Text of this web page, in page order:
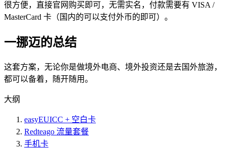
很方便，直接官网购买即可，无需实名，付款需要有 VISA /
MasterCard 卡（国内的可以支付外币的即可）。
一挪迈的总结
这套方案，无论你是做境外电商、境外投资还是去国外旅游，
都可以备着，随开随用。
大纲
easyEUICC + 空白卡
Redteago 流量套餐
手机卡